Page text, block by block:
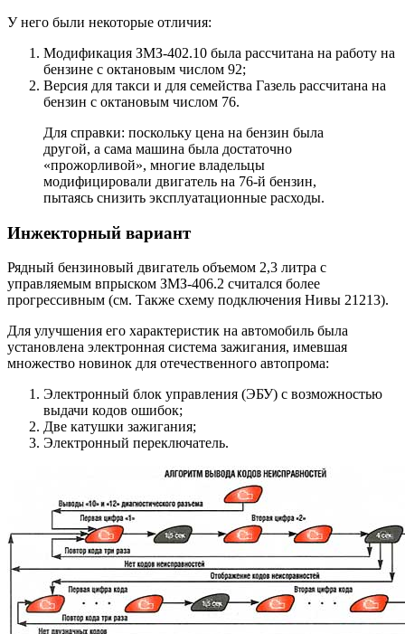
У него были некоторые отличия:
Модификация ЗМЗ-402.10 была рассчитана на работу на
бензине с октановым числом 92;
Версия для такси и для семейства Газель рассчитана на
бензин с октановым числом 76.
Для справки: поскольку цена на бензин была
другой, а сама машина была достаточно
«прожорливой», многие владельцы
модифицировали двигатель на 76-й бензин,
пытаясь снизить эксплуатационные расходы.
Инжекторный вариант
Рядный бензиновый двигатель объемом 2,3 литра с
управляемым впрыском ЗМЗ-406.2 считался более
прогрессивным (см. Также схему подключения Нивы 21213).
Для улучшения его характеристик на автомобиль была
установлена ​​электронная система зажигания, имевшая
множество новинок для отечественного автопрома:
Электронный блок управления (ЭБУ) с возможностью
выдачи кодов ошибок;
Две катушки зажигания;
Электронный переключатель.